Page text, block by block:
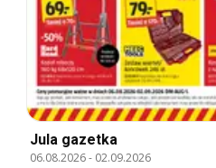
Jula gazetka
06.08.2026- 02.09.2026